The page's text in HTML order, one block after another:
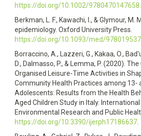
https://doi.org/10.1002/
Berkman, L. F., Kawachi, I., & Glymour, M.
epidemiology. Oxford University Press.
https://doi.org/10.1093/med/
Borraccino, A., Lazzeri, G., Kakaa, O.,
D., Dalmasso, P., & Lemma, P. (2020).
Organised Leisure-Time Activities in
Community Health Practices among 13-
Adolescents: Results from the Health
Aged Children Study in Italy.
Environmental Research and Public
https://doi.org/10.3390/ijerph17186637